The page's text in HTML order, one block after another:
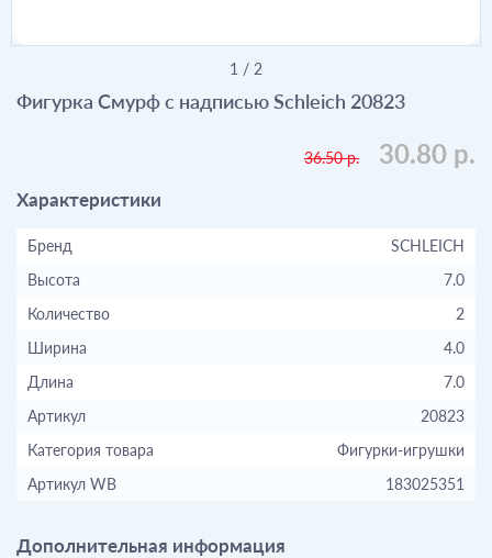
1 / 2
Фигурка Смурф с надписью Schleich 20823
36.50 р. 30.80 р.
Характеристики
Бренд
SCHLEICH
Высота
7.0
Количество
2
Ширина
4.0
Длина
7.0
Артикул
20823
Категория товара
Фигурки-игрушки
Артикул WB
183025351
Дополнительная информация